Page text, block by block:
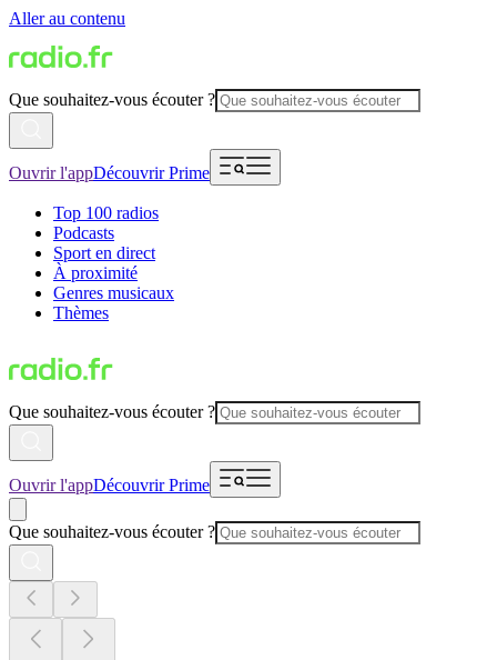
Aller au contenu
Que souhaitez-vous écouter ?
Ouvrir l'appDécouvrir Prime
Top 100 radios
Podcasts
Sport en direct
À proximité
Genres musicaux
Thèmes
Que souhaitez-vous écouter ?
Ouvrir l'appDécouvrir Prime
Que souhaitez-vous écouter ?